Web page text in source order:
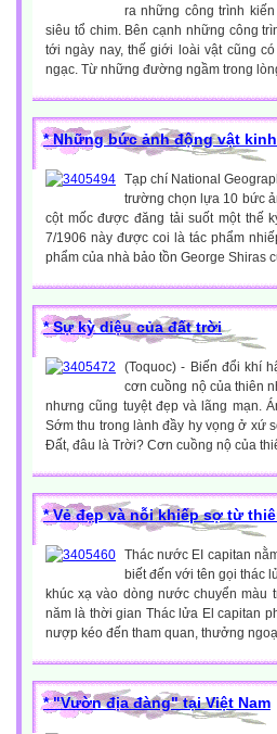
ra những công trình
siêu tổ chim. Bên cạnh những công
tới ngày nay, thế giới loài vật cũng
ngạc. Từ những đường ngầm trong
* Những bức ảnh động vật
Tạp chí National
trường chọn lựa 10 bức
cột mốc được đăng tải suốt một thế
7/1906 này được coi là tác phẩm
phẩm của nhà bảo tồn George Shiras
* Sự kỳ diệu của đất trời
(Toquoc) - Biến đổi khí
cơn cuồng nộ của thiên
nhưng cũng tuyệt đẹp và lãng mạn.
Sớm thu trong lành đầy hy vọng ở xứ
Đất, đâu là Trời? Cơn cuồng nộ của
* Vẻ đẹp và nỗi khiếp sợ từ
Thác nước EI capitan
biết đến với tên gọi thác
khúc xạ vào dòng nước chuyển màu
năm là thời gian Thác lửa El capitan
nượp kéo đến tham quan, thưởng
* "Vườn địa đàng" tại Việt Nam